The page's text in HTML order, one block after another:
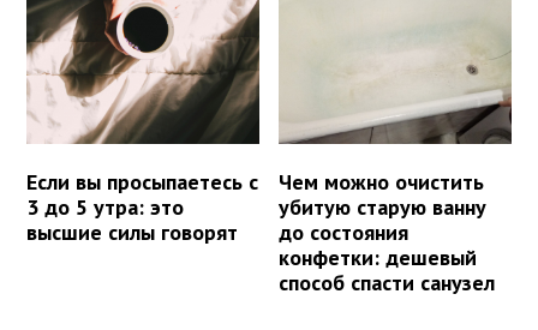
Если вы просыпаетесь с
3 до 5 утра: это
высшие силы говорят
Чем можно очистить
убитую старую ванну
до состояния
конфетки: дешевый
способ спасти санузел